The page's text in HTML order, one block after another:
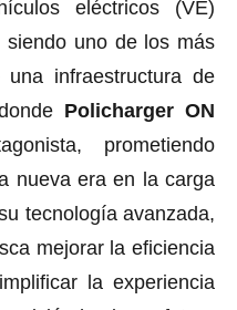
eléctricos (VE)
siendo uno de los más
infraestructura de
Policharger ON
prometiendo
nueva era en la carga
tecnología avanzada,
mejorar la eficiencia
la experiencia